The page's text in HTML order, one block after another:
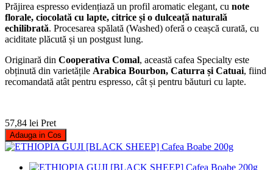
Prăjirea espresso evidențiază un profil aromatic elegant, cu note
florale, ciocolată cu lapte, citrice și o dulceață naturală
echilibrată. Procesarea spălată (Washed) oferă o ceașcă curată, cu
aciditate plăcută și un postgust lung.
Originară din Cooperativa Comal, această cafea Specialty este
obținută din varietățile Arabica Bourbon, Caturra și Catuai, fiind
recomandată atât pentru espresso, cât și pentru băuturi cu lapte.
57,84 lei Pret
Adauga in Cos